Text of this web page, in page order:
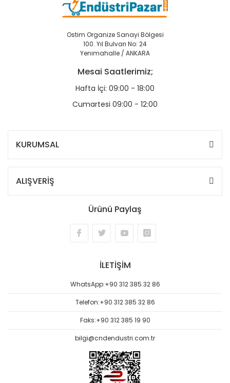
Ostim Organize Sanayi Bölgesi
100. Yıl Bulvarı No: 24
Yenimahalle / ANKARA
Mesai Saatlerimiz;
Hafta İçi: 09:00 - 18:00
Cumartesi 09:00 - 12:00
KURUMSAL
ALIŞVERİŞ
Ürünü Paylaş
İLETİŞİM
WhatsApp:+90 312 385 32 86
Telefon:+90 312 385 32 86
Faks:+90 312 385 19 90
bilgi@cndendustri.com.tr